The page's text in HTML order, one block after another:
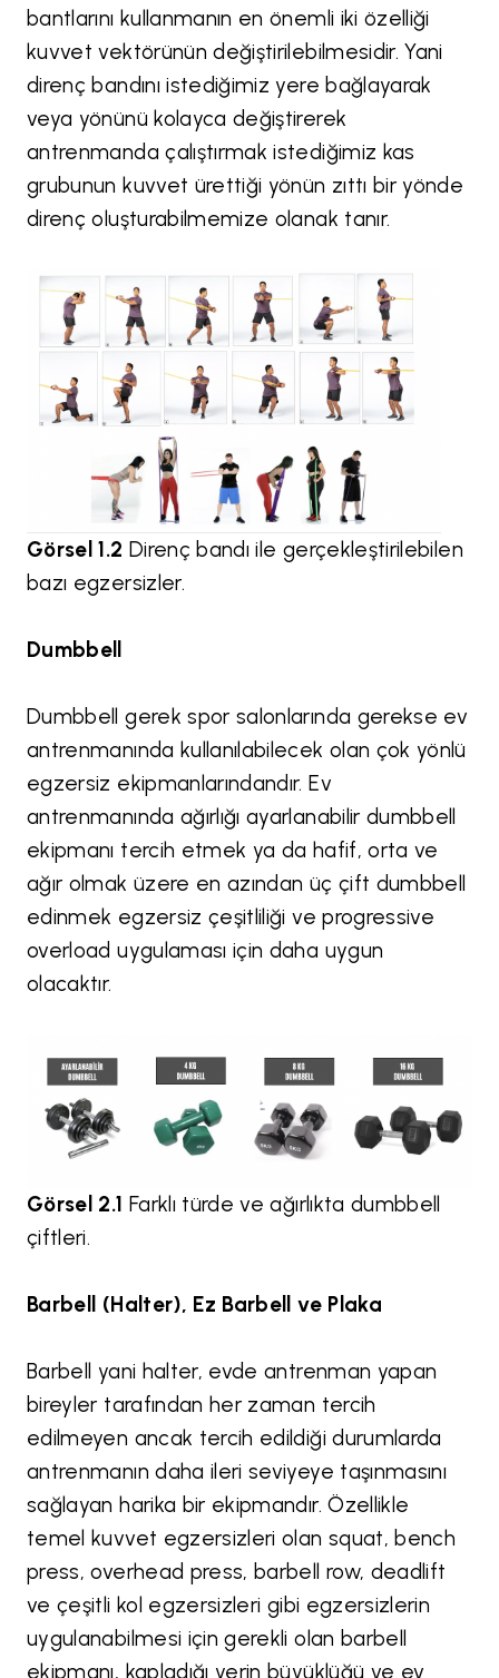
bantlarını kullanmanın en önemli iki özelliği
kuvvet vektörünün değiştirilebilmesidir. Yani
direnç bandını istediğimiz yere bağlayarak
veya yönünü kolayca değiştirerek
antrenmanda çalıştırmak istediğimiz kas
grubunun kuvvet ürettiği yönün zıttı bir yönde
direnç oluşturabilmemize olanak tanır.
Görsel 1.2 Direnç bandı ile gerçekleştirilebilen
bazı egzersizler.
Dumbbell
Dumbbell gerek spor salonlarında gerekse ev
antrenmanında kullanılabilecek olan çok yönlü
egzersiz ekipmanlarındandır. Ev
antrenmanında ağırlığı ayarlanabilir dumbbell
ekipmanı tercih etmek ya da hafif, orta ve
ağır olmak üzere en azından üç çift dumbbell
edinmek egzersiz çeşitliliği ve progressive
overload uygulaması için daha uygun
olacaktır.
Görsel 2.1 Farklı türde ve ağırlıkta dumbbell
çiftleri.
Barbell (Halter), Ez Barbell ve Plaka
Barbell yani halter, evde antrenman yapan
bireyler tarafından her zaman tercih
edilmeyen ancak tercih edildiği durumlarda
antrenmanın daha ileri seviyeye taşınmasını
sağlayan harika bir ekipmandır. Özellikle
temel kuvvet egzersizleri olan squat, bench
press, overhead press, barbell row, deadlift
ve çeşitli kol egzersizleri gibi egzersizlerin
uygulanabilmesi için gerekli olan barbell
ekipmanı, kapladığı yerin büyüklüğü ve ev